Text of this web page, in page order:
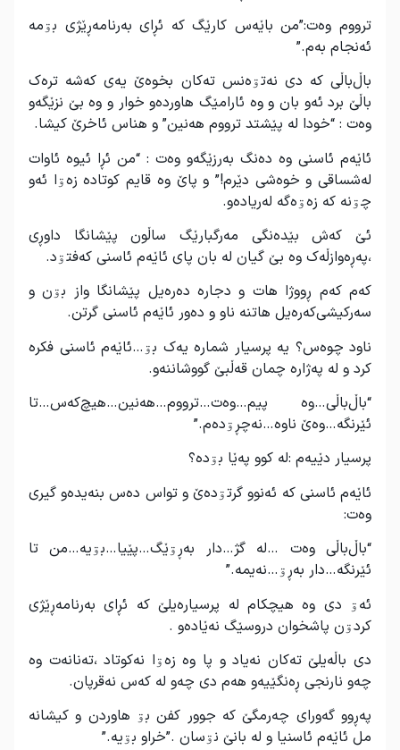
ترووم وەت:”من باێەس کارێگ کە ئڕای بەرنامەڕێژی بۊمە
ئەنجام بەم.”
باڵ‌باڵی کە دی نەتۊەنس تەکان بخوەێ یەی کەشە ترەک
باڵێ برد ئەو بان و وە ئارامێگ هاوردەو خوار و وە بێ نزێگەو
وەت : “خودا لە پێشتد ترووم هەنین” و هناس ئاخرێ کیشا.
ئاێەم ئاسنی وە دەنگ بەرزێگەو وەت : “من ئڕا ئیوە ئاوات
لەشساقی و خوەشی دێرم!” و پاێ وە قایم کوتادە زەۊا ئەو
چۊنە کە زەۊەگە لەریادەو.
ئێ کەش بێدەنگی مەرگبارێگ ساڵون پێشانگا داوڕی
،پەڕەوازڵەک وە بێ گیان لە بان پای ئاێەم ئاسنی کەفتۊد.
کەم کەم ڕووژا هات و دجارە دەرەیل پێشانگا واز بۊن و
سەرکیشی‌کەرەیل هاتنە ناو و دەور ئاێەم ئاسنی گرتن.
ناود چوەس؟ یە پرسیار شمارە یەک بۊ…ئاێەم ئاسنی فکرە
کرد و لە پەژارە چمان قەڵبێ گووشاننەو.
“باڵ‌باڵی…وە پیم…وەت…ترووم…هەنین…هیچ‌کەس…تا
ئێرنگە…وەێ ناوە…نەچڕۊدەم.”
پرسیار دێیەم :لە کوو پەێا بۊدە؟
ئاێەم ئاسنی کە ئەنوو گرتۊدەێ و تواس دەس بنەیدەو گیری
وەت:
“باڵ‌باڵی وەت …لە گژ…دار بەڕۊێگ…پێیا…بۊیە…من تا
ئێرنگە…دار بەڕۊ…نەیمە.”
ئەۊ دی وە هیچکام لە پرسیارەیلێ کە ئڕای بەرنامەڕێژی
کردۊن پاشخوان دروسێگ نەێادەو .
دی باڵەیلێ تەکان نەیاد و پا وە زەۊا نەکوتاد ،تەنانەت وە
چەو نارنجی ڕەنگێیەو هەم دی چەو لە کەس نەقرپان.
پەڕوو گەورای چەرمگێ کە جوور کفن بۊ هاوردن و کیشانە
مل ئاێەم ئاسنیا و لە بانێ نۊسان .”خراو بۊیە.”